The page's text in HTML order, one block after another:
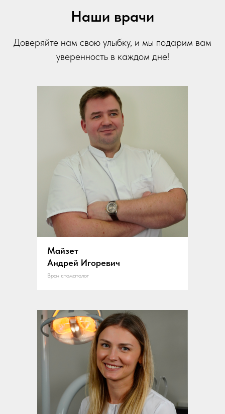
Наши врачи
Доверяйте нам свою улыбку, и мы подарим вам
уверенность в каждом дне!
Майзет
Андрей Игоревич
Врач стоматолог